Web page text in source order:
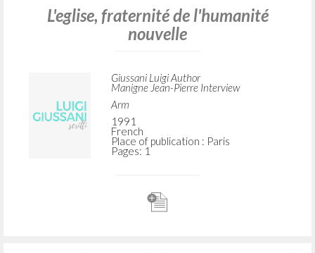
L'eglise, fraternité de l'humanité
nouvelle
Giussani Luigi Author
Manigne Jean-Pierre Interview
Arm
1991
French
Place of publication : Paris
Pages: 1